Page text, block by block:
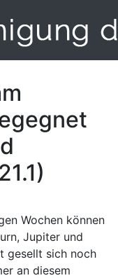
Wochen können
Jupiter und
gesellt sich noch
an diesem